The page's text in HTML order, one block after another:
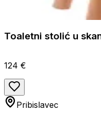
Toaletni stolić u
124 €
Pribislavec